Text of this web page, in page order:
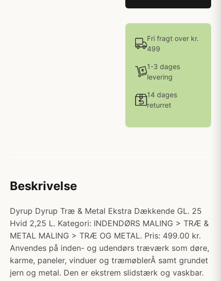
Fri fragt over kr.
499
1-3 dages
levering
14 dages
returret
Beskrivelse
Dyrup Dyrup Træ & Metal Ekstra Dækkende GL. 25
Hvid 2,25 L. Kategori: INDENDØRS MALING > TRÆ &
METAL MALING > TRÆ OG METAL. Pris: 499.00 kr.
Anvendes på inden- og udendørs træværk som døre,
karme, paneler, vinduer og træmøblerÂ samt grundet
jern og metal. Den er ekstrem slidstærk og vaskbar.